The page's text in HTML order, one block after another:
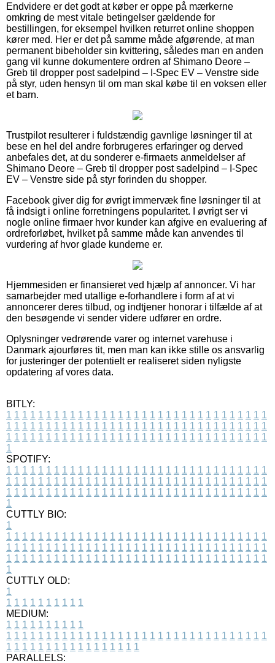
Endvidere er det godt at køber er oppe på mærkerne
omkring de mest vitale betingelser gældende for
bestillingen, for eksempel hvilken returret online shoppen
kører med. Her er det på samme måde afgørende, at man
permanent bibeholder sin kvittering, således man en anden
gang vil kunne dokumentere ordren af Shimano Deore –
Greb til dropper post sadelpind – I-Spec EV – Venstre side
på styr, uden hensyn til om man skal købe til en voksen eller
et barn.
Trustpilot resulterer i fuldstændig gavnlige løsninger til at
bese en hel del andre forbrugeres erfaringer og derved
anbefales det, at du sonderer e-firmaets anmeldelser af
Shimano Deore – Greb til dropper post sadelpind – I-Spec
EV – Venstre side på styr forinden du shopper.
Facebook giver dig for øvrigt immervæk fine løsninger til at
få indsigt i online forretningens popularitet. I øvrigt ser vi
nogle online firmaer hvor kunder kan afgive en evaluering af
ordreforløbet, hvilket på samme måde kan anvendes til
vurdering af hvor glade kunderne er.
Hjemmesiden er finansieret ved hjælp af annoncer. Vi har
samarbejder med utallige e-forhandlere i form af at vi
annoncerer deres tilbud, og indtjener honorar i tilfælde af at
den besøgende vi sender videre udfører en ordre.
Oplysninger vedrørende varer og internet varehuse i
Danmark ajourføres tit, men man kan ikke stille os ansvarlig
for justeringer der potentielt er realiseret siden nyligste
opdatering af vores data.
BITLY:
1 1 1 1 1 1 1 1 1 1 1 1 1 1 1 1 1 1 1 1 1 1 1 1 1 1 1 1 1 1 1 1 1
1 1 1 1 1 1 1 1 1 1 1 1 1 1 1 1 1 1 1 1 1 1 1 1 1 1 1 1 1 1 1 1 1
1 1 1 1 1 1 1 1 1 1 1 1 1 1 1 1 1 1 1 1 1 1 1 1 1 1 1 1 1 1 1 1 1
1
SPOTIFY:
1 1 1 1 1 1 1 1 1 1 1 1 1 1 1 1 1 1 1 1 1 1 1 1 1 1 1 1 1 1 1 1 1
1 1 1 1 1 1 1 1 1 1 1 1 1 1 1 1 1 1 1 1 1 1 1 1 1 1 1 1 1 1 1 1 1
1 1 1 1 1 1 1 1 1 1 1 1 1 1 1 1 1 1 1 1 1 1 1 1 1 1 1 1 1 1 1 1 1
1
CUTTLY BIO:
1
1 1 1 1 1 1 1 1 1 1 1 1 1 1 1 1 1 1 1 1 1 1 1 1 1 1 1 1 1 1 1 1 1
1 1 1 1 1 1 1 1 1 1 1 1 1 1 1 1 1 1 1 1 1 1 1 1 1 1 1 1 1 1 1 1 1
1 1 1 1 1 1 1 1 1 1 1 1 1 1 1 1 1 1 1 1 1 1 1 1 1 1 1 1 1 1 1 1 1
1
CUTTLY OLD:
1
1 1 1 1 1 1 1 1 1 1
MEDIUM:
1 1 1 1 1 1 1 1 1 1
1 1 1 1 1 1 1 1 1 1 1 1 1 1 1 1 1 1 1 1 1 1 1 1 1 1 1 1 1 1 1 1 1
1 1 1 1 1 1 1 1 1 1 1 1 1 1 1 1 1
PARALLELS: